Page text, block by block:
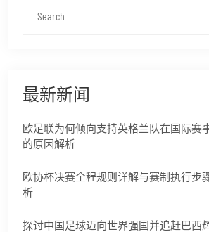
最新新闻
欧足联为何倾向支持英格兰队在国际赛
的原因解析
欧协杯决赛全程规则详解与赛制执行步
析
探讨中国足球迈向世界强国并追赶巴西